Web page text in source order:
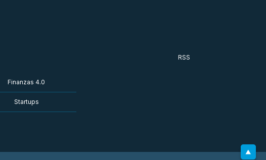
Finanzas 4.0
Startups
RSS